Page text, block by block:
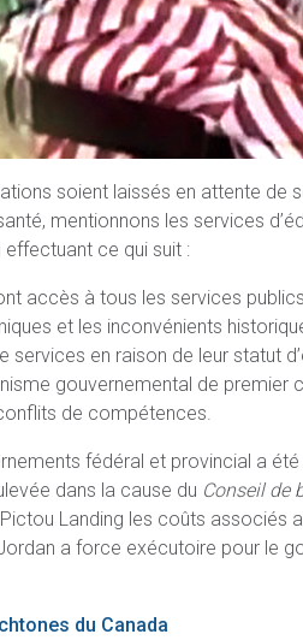
soient laissés en attente
mentionnons les services
ce qui suit :
accès à tous les services
et les inconvénients
en raison de leur statut
gouvernemental de
de compétences.
fédéral et provincial a
dans la cause du Conseil de
Landing les coûts associés
a force exécutoire pour le
du Canada